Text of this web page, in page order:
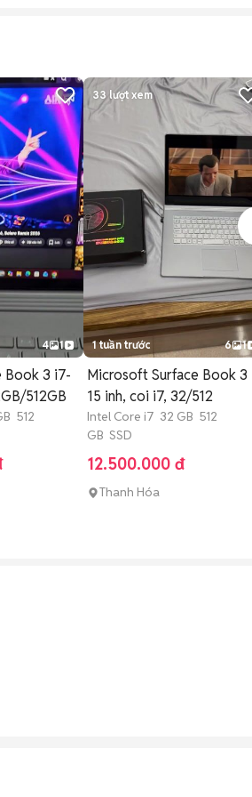
4 1
Book 3 i7-
512GB
512
33 lượt xem
1 tuần trước 6 1
Microsoft Surface Book 3
15 inh, coi i7, 32/512
Intel Core i7 32 GB 512
GB SSD
12.500.000 đ
Thanh Hóa